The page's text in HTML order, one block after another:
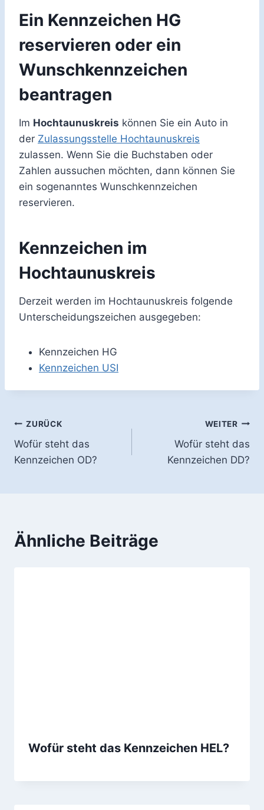
Ein Kennzeichen HG
reservieren oder ein
Wunschkennzeichen
beantragen
Im Hochtaunuskreis können Sie ein Auto in
der Zulassungsstelle Hochtaunuskreis
zulassen. Wenn Sie die Buchstaben oder
Zahlen aussuchen möchten, dann können Sie
ein sogenanntes Wunschkennzeichen
reservieren.
Kennzeichen im
Hochtaunuskreis
Derzeit werden im Hochtaunuskreis folgende
Unterscheidungszeichen ausgegeben:
Kennzeichen HG
Kennzeichen USI
Beitragsnavigation
ZURÜCK
Wofür steht das
Kennzeichen OD?
WEITER
Wofür steht das
Kennzeichen DD?
Ähnliche Beiträge
Wofür steht das Kennzeichen HEL?